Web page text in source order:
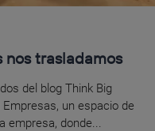
nos trasladamos
del blog Think Big
un espacio de
empresa, donde...